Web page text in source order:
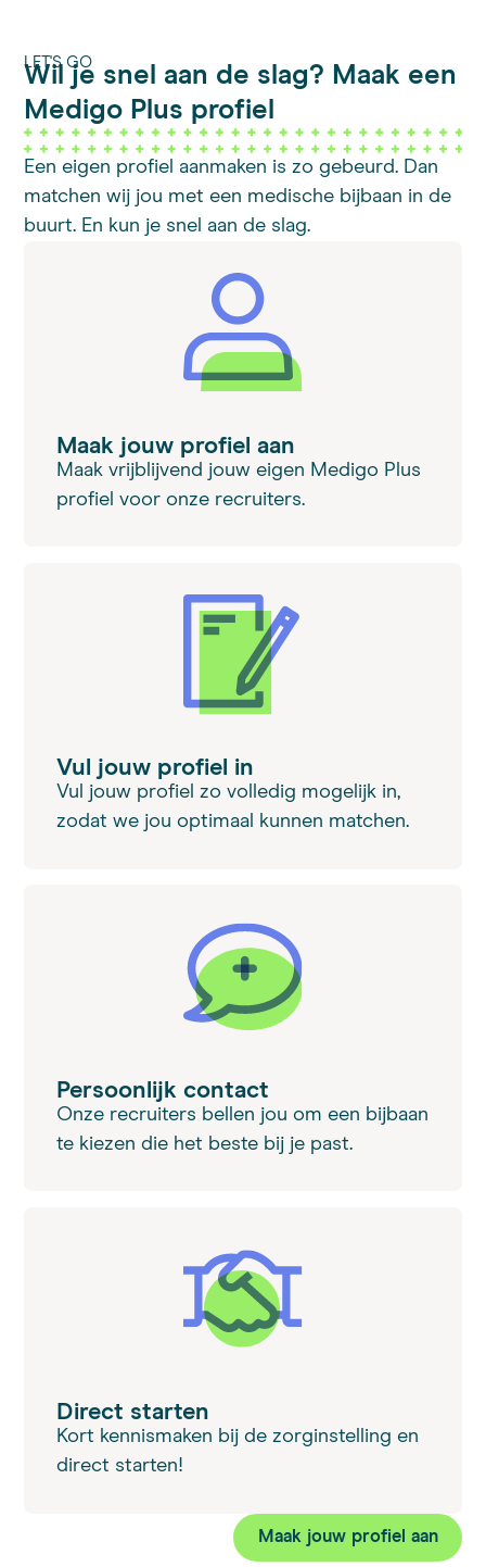
LET'S GO
Wil je snel aan de slag? Maak een
Medigo Plus profiel
Een eigen profiel aanmaken is zo gebeurd. Dan
matchen wij jou met een medische bijbaan in de
buurt. En kun je snel aan de slag.
Maak jouw profiel aan
Maak vrijblijvend jouw eigen Medigo Plus
profiel voor onze recruiters.
Vul jouw profiel in
Vul jouw profiel zo volledig mogelijk in,
zodat we jou optimaal kunnen matchen.
Persoonlijk contact
Onze recruiters bellen jou om een bijbaan
te kiezen die het beste bij je past.
Direct starten
Kort kennismaken bij de zorginstelling en
direct starten!
Maak jouw profiel aan